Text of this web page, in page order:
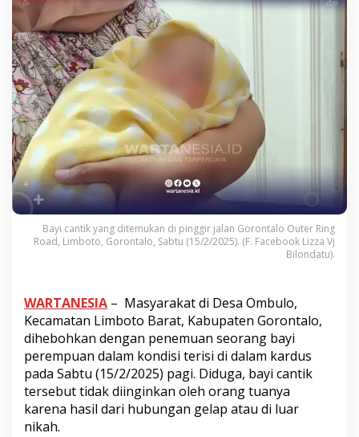
di
Pinggir
Jalan
Bayi cantik yang ditemukan di pinggir jalan Gorontalo Outer Ring
Road, Limboto, Gorontalo, Sabtu (15/2/2025). (F. Facebook Lizza Vj
Bilondatu).
WARTANESIA – Masyarakat di Desa Ombulo,
Kecamatan Limboto Barat, Kabupaten Gorontalo,
dihebohkan dengan penemuan seorang bayi
perempuan dalam kondisi terisi di dalam kardus
pada Sabtu (15/2/2025) pagi. Diduga, bayi cantik
tersebut tidak diinginkan oleh orang tuanya
karena hasil dari hubungan gelap atau di luar
nikah.